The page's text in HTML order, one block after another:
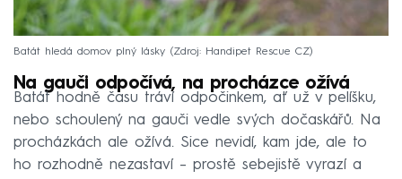
Batát hledá domov plný lásky Zdroj: Handipet Rescue CZ
Na gauči odpočívá, na procházce ožívá
Batát hodně času tráví odpočinkem, ať už v pelíšku,
nebo schoulený na gauči vedle svých dočaskářů. Na
procházkách ale ožívá. Sice nevidí, kam jde, ale to
ho rozhodně nezastaví – prostě sebejistě vyrazí a